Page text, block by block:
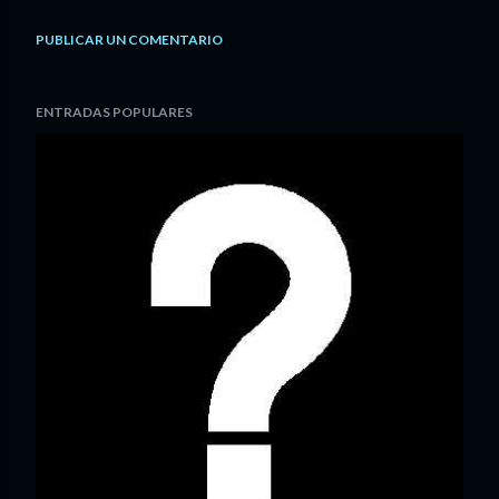
PUBLICAR UN COMENTARIO
ENTRADAS POPULARES